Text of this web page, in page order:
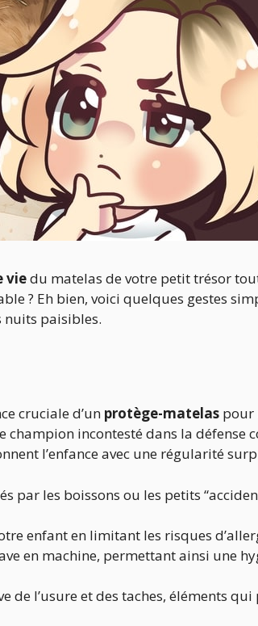
viedu matelas de votre petit trésor
? Eh bien, voici quelques gestes
nuits paisibles.
cruciale d’un protège-matelas pour
champion incontesté dans la défense
l’enfance avec une régularité
par les boissons ou les petits
enfant en limitant les risques
en machine, permettant ainsi une
de l’usure et des taches, éléments